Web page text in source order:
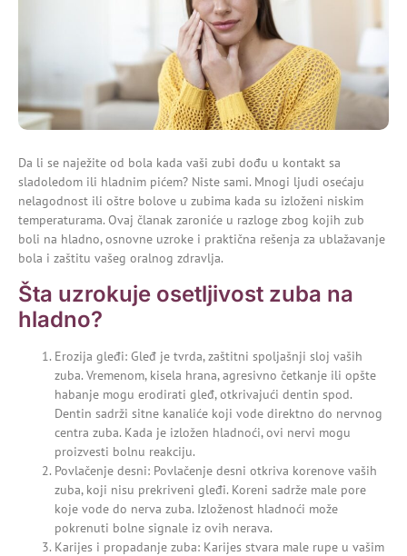
Da li se naježite od bola kada vaši zubi dođu u kontakt sa
sladoledom ili hladnim pićem? Niste sami. Mnogi ljudi osećaju
nelagodnost ili oštre bolove u zubima kada su izloženi niskim
temperaturama. Ovaj članak zaroniće u razloge zbog kojih zub
boli na hladno, osnovne uzroke i praktična rešenja za ublažavanje
bola i zaštitu vašeg oralnog zdravlja.
Šta uzrokuje osetljivost zuba na
hladno?
Erozija gleđi: Gleđ je tvrda, zaštitni spoljašnji sloj vaših
zuba. Vremenom, kisela hrana, agresivno četkanje ili opšte
habanje mogu erodirati gleđ, otkrivajući dentin spod.
Dentin sadrži sitne kanaliće koji vode direktno do nervnog
centra zuba. Kada je izložen hladnoći, ovi nervi mogu
proizvesti bolnu reakciju.
Povlačenje desni: Povlačenje desni otkriva korenove vaših
zuba, koji nisu prekriveni gleđi. Koreni sadrže male pore
koje vode do nerva zuba. Izloženost hladnoći može
pokrenuti bolne signale iz ovih nerava.
Karijes i propadanje zuba: Karijes stvara male rupe u vašim